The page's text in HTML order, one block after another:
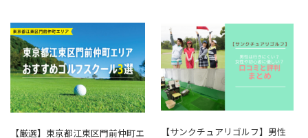
【厳選】東京都江東区門前仲町エ
【サンクチュアリゴルフ】男性